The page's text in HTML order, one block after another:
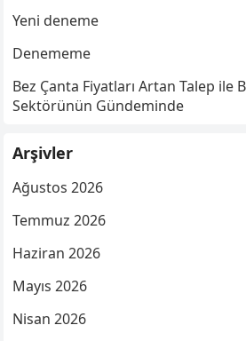
Yeni deneme
Denememe
Bez Çanta Fiyatları Artan Talep ile
Sektörünün Gündeminde
Arşivler
Ağustos 2026
Temmuz 2026
Haziran 2026
Mayıs 2026
Nisan 2026